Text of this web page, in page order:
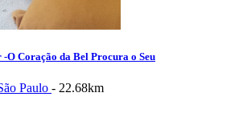
O Coração da Bel Procura o Seu
Paulo - 22.68km